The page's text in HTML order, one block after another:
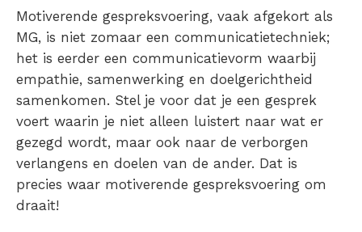
Motiverende gespreksvoering, vaak afgekort als
MG, is niet zomaar een communicatietechniek;
het is eerder een communicatievorm waarbij
empathie, samenwerking en doelgerichtheid
samenkomen. Stel je voor dat je een gesprek
voert waarin je niet alleen luistert naar wat er
gezegd wordt, maar ook naar de verborgen
verlangens en doelen van de ander. Dat is
precies waar motiverende gespreksvoering om
draait!